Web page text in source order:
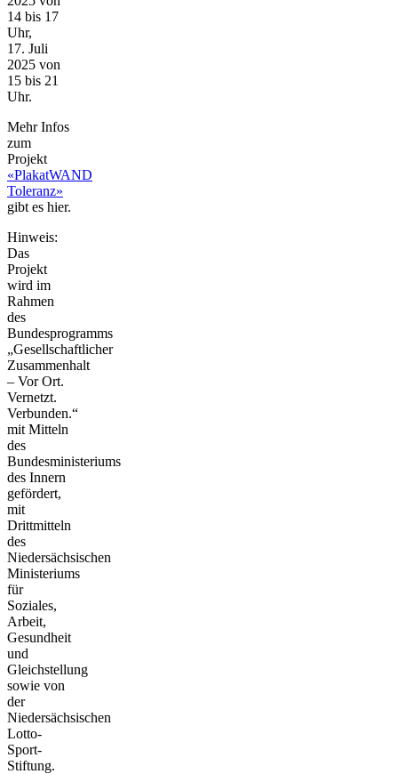
14 bis 17
Uhr,
17. Juli
2025 von
15 bis 21
Uhr.
Mehr Infos
zum
Projekt
«PlakatWAND
Toleranz»
gibt es hier.
Hinweis:
Das
Projekt
wird im
Rahmen
des
Bundesprogramms
„Gesellschaftlicher
Zusammenhalt
– Vor Ort.
Vernetzt.
Verbunden.“
mit Mitteln
des
Bundesministeriums
des Innern
gefördert,
mit
Drittmitteln
des
Niedersächsischen
Ministeriums
für
Soziales,
Arbeit,
Gesundheit
und
Gleichstellung
sowie von
der
Niedersächsischen
Lotto-
Sport-
Stiftung.